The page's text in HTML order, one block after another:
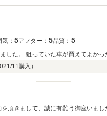
： 5アフター： 5品質： 5
した。 狙っていた車が買えてよかっ
11購入）